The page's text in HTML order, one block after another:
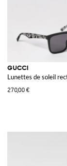
GUCCI
Lunettes de soleil
270,00 €